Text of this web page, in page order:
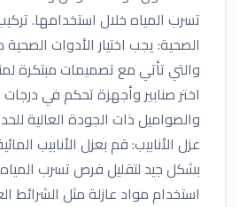
تسرب المياه خلال استخدامها.
الصحية: يجب اختيار الأدوات
والتي تأتي مع تصميمات مبتكرة
اختر صنابير وأجهزة تحكم في
والصواميل ذات الجودة العالية
عزل الأنابيب: قم بعزل الأنابيب
بشكل جيد لتقليل فرص تسرب
استخدام مواد عازلة مثل الشرائط